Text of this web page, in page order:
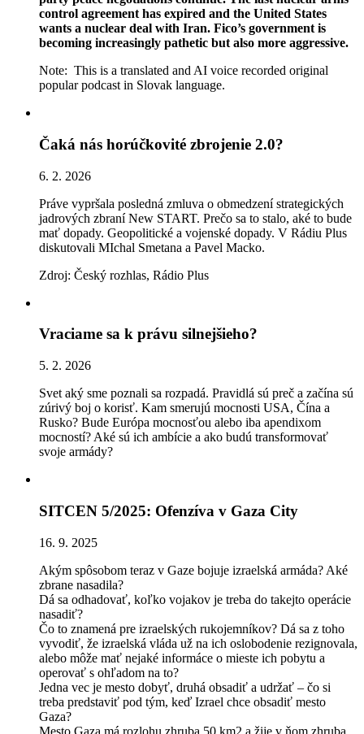
control agreement has expired and the United States
wants a nuclear deal with Iran. Fico’s government is
becoming increasingly pathetic but also more aggressive.
Note: This is a translated and AI voice recorded original
popular podcast in Slovak language.
Čaká nás horúčkovité zbrojenie 2.0?
6. 2. 2026
Práve vypršala posledná zmluva o obmedzení strategických
jadrových zbraní New START. Prečo sa to stalo, aké to bude
mať dopady. Geopolitické a vojenské dopady. V Rádiu Plus
diskutovali MIchal Smetana a Pavel Macko.
Zdroj: Český rozhlas, Rádio Plus
Vraciame sa k právu silnejšieho?
5. 2. 2026
Svet aký sme poznali sa rozpadá. Pravidlá sú preč a začína sú
zúrivý boj o korisť. Kam smerujú mocnosti USA, Čína a
Rusko? Bude Európa mocnosťou alebo iba apendixom
mocností? Aké sú ich ambície a ako budú transformovať
svoje armády?
SITCEN 5/2025: Ofenzíva v Gaza City
16. 9. 2025
Akým spôsobom teraz v Gaze bojuje izraelská armáda? Aké
zbrane nasadila?
Dá sa odhadovať, koľko vojakov je treba do takejto operácie
nasadiť?
Čo to znamená pre izraelských rukojemníkov? Dá sa z toho
vyvodiť, že izraelská vláda už na ich oslobodenie rezignovala,
alebo môže mať nejaké informáce o mieste ich pobytu a
operovať s ohľadom na to?
Jedna vec je mesto dobyť, druhá obsadiť a udržať – čo si
treba predstaviť pod tým, keď Izrael chce obsadiť mesto
Gaza?
Mesto Gaza má rozlohu zhruba 50 km2 a žije v ňom zhruba